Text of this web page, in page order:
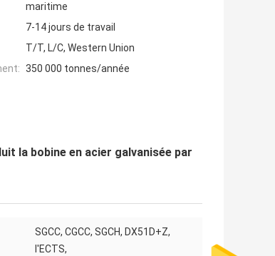
maritime
7-14 jours de travail
T/T, L/C, Western Union
350 000 tonnes/année
la bobine en acier galvanisée par
SGCC, CGCC, SGCH, DX51D+Z,
l'ECTS,